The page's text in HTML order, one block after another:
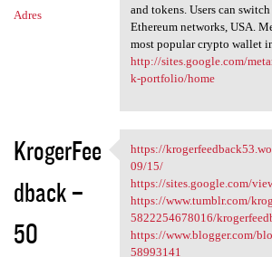
Adres
and tokens. Users can
Ethereum networks, USA.
most popular crypto wallet
http://sites.google.com/
k-portfolio/home
KrogerFee
dback –
50
https://
https://
09/15/
https://sites.google.com/
https://www.tumblr.com/
5822254678016/
https://www.blogger.com/
58993141